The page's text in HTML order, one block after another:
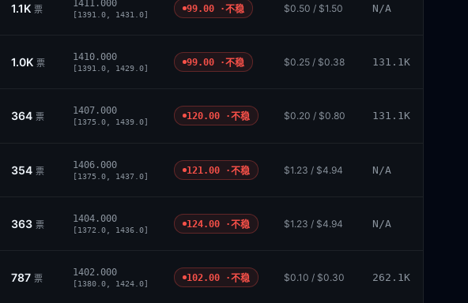
1.1K 票
1411.000
[1391.0, 1431.0]
99.00 ·不稳 $0.50 / $1.50 N/A
1.0K 票
1410.000
[1391.0, 1429.0]
99.00 ·不稳 $0.25 / $0.38 131.1K
364 票
1407.000
[1375.0, 1439.0]
120.00 ·不稳 $0.20 / $0.80 131.1K
354 票
1406.000
[1375.0, 1437.0]
121.00 ·不稳 $1.23 / $4.94 N/A
363 票
1404.000
[1372.0, 1436.0]
124.00 ·不稳 $1.23 / $4.94 N/A
787 票
1402.000
[1380.0, 1424.0]
102.00 ·不稳 $0.10 / $0.30 262.1K